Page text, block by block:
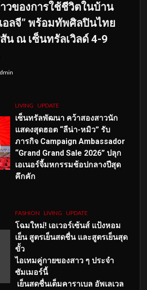
าวของการใช้ชีวิตในบ้าน
ลจี” พร้อมทัพศิลปินไทย
น ณ เซ็นทรัลเวิลด์ 4-9
LIVING UPDATE
เซ็นทรัลพัฒนา คว้าสองสาวนัก
แสดงสุดฮอต “ลีน่า-หมิว” รับ
ภารกิจ Campaign Ambassador
“Grand Grand Sale 2026” ปลุก
เอเนอร์จี้มหกรรมช้อปกลางปีสุด
คึกคัก
FASHION LIVING UPDATE
โฉมใหม่! เอเวอร์เซ้นส์ แป้งหอม
เย็น สูตรเย็นสดชื่น และสูตรเย็นสุด
ขั้ว
ไอเทมคู่กายของสาว ๆ ประจำ
ซัมเมอร์นี้
เย็นสดชื่นเต็มคาราเบล อัพเลเวล